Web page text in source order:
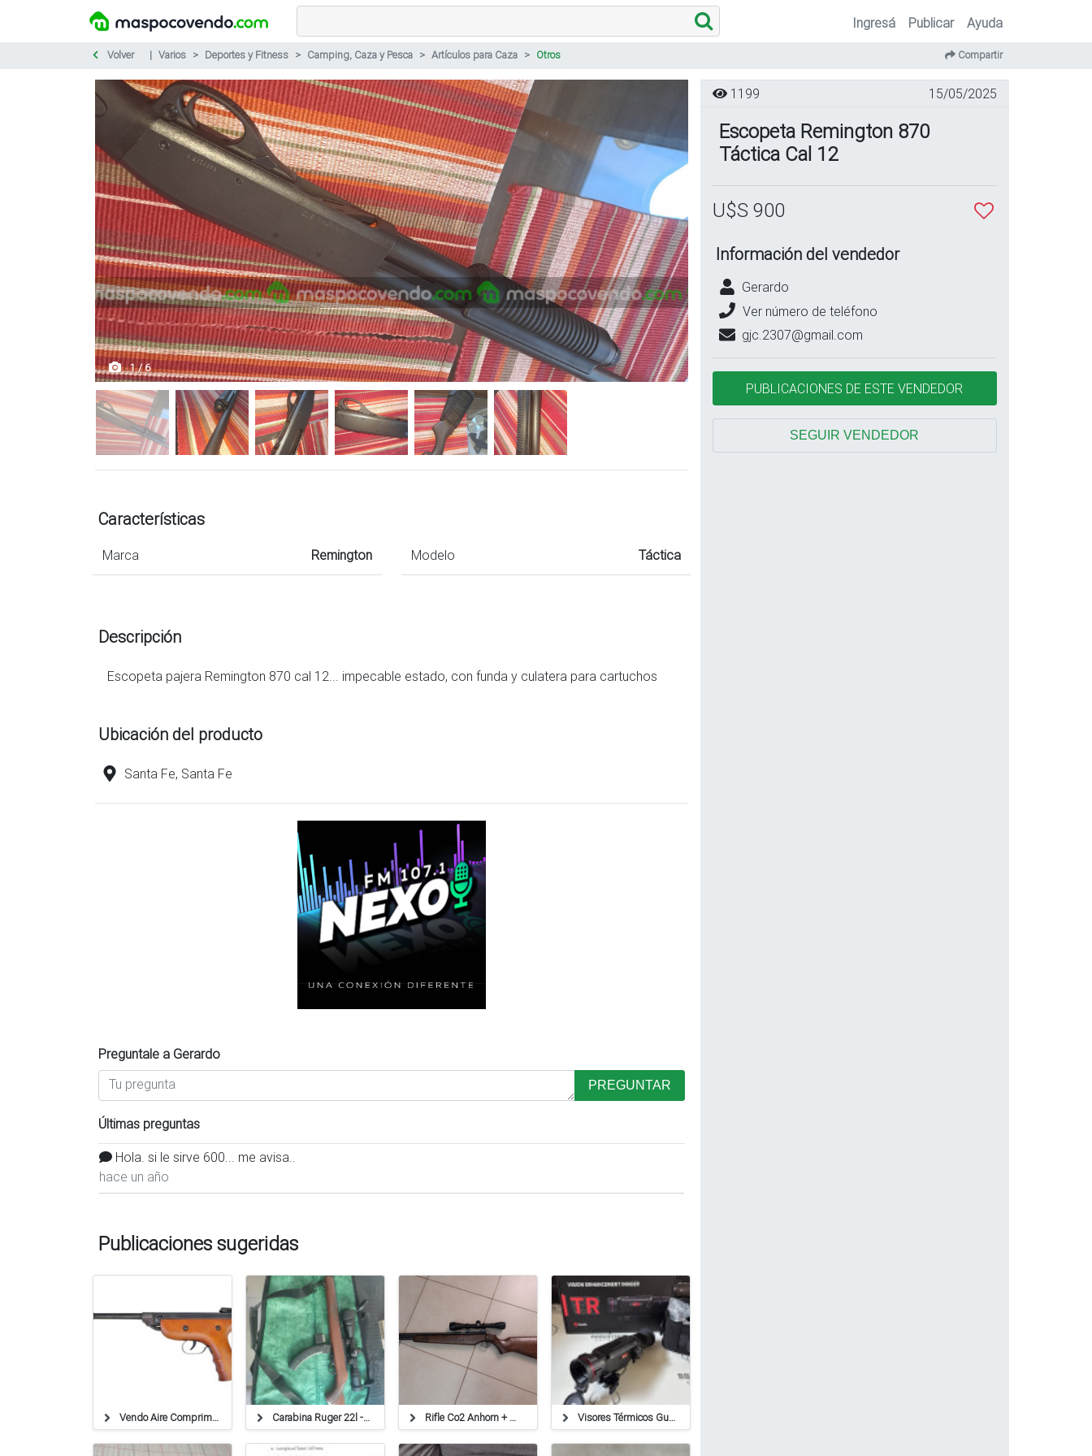
Ingresá Publicar Ayuda
Volver Varios Deportes y Fitness Camping, Caza y Pesca Artículos para Caza Otros Compartir
1 / 6
Características
Marca Remington Modelo Táctica
Descripción
Escopeta pajera Remington 870 cal 12... impecable estado, con funda y culatera para cartuchos
Ubicación del producto
Santa Fe, Santa Fe
Preguntale a Gerardo
PREGUNTAR
Últimas preguntas
Hola. si le sirve 600... me avisa..
hace un año
Publicaciones sugeridas
Vendo Aire Comprimido Carabina Ruger 22l - Con Mira Telescopica Rifle Co2 Anhorn + Mira Shilba 3-9x40 Visores Térmicos Guide Toda La Línea
1199 15/05/2025
Escopeta Remington 870
Táctica Cal 12
U$S 900
Información del vendedor
Gerardo
Ver número de teléfono
gjc.2307@gmail.com
PUBLICACIONES DE ESTE VENDEDOR
SEGUIR VENDEDOR